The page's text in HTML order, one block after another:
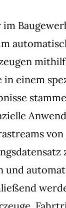
einem